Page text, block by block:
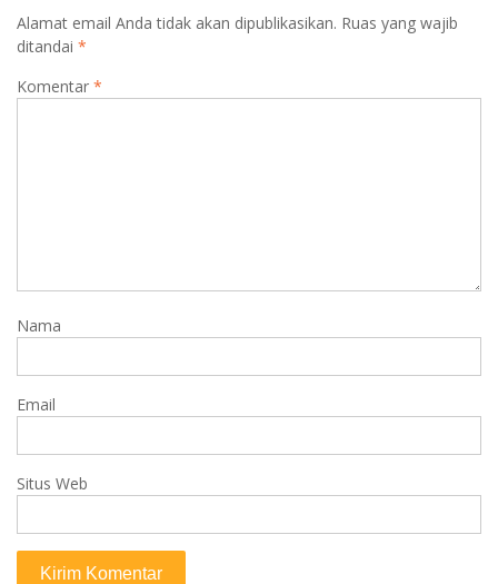
Alamat email Anda tidak akan dipublikasikan. Ruas yang wajib
ditandai *
Komentar *
Nama
Email
Situs Web